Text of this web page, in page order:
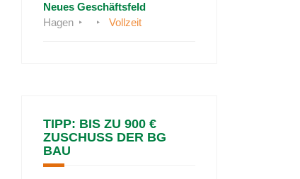
Neues Geschäftsfeld
Hagen
Vollzeit
TIPP: BIS ZU 900 €
ZUSCHUSS DER BG
BAU